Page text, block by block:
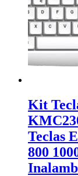
Kit
Teclas
800